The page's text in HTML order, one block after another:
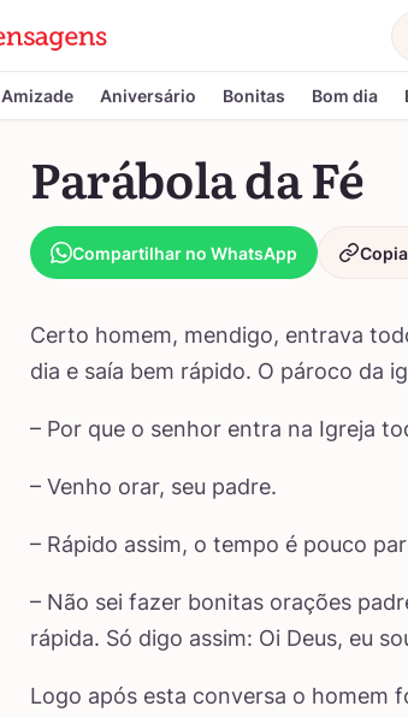
Amizade Aniversário Bonitas Bom dia
Parábola da Fé
Compartilhar no WhatsApp
Certo homem, mendigo, entrava
dia e saía bem rápido. O pároco da
– Por que o senhor entra na Igreja
– Venho orar, seu padre.
– Rápido assim, o tempo é pouco
– Não sei fazer bonitas orações
rápida. Só digo assim: Oi Deus, eu
Logo após esta conversa o homem